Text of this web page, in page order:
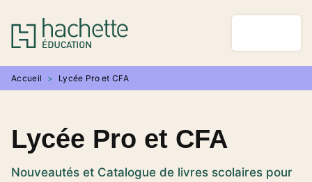
MENU RECHERCHE
PIED DE PAGE
Accueil > Lycée Pro et CFA
Lycée Pro et CFA
Nouveautés et Catalogue de livres scolaires pour